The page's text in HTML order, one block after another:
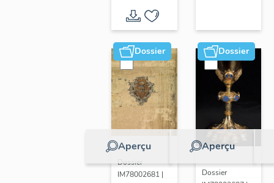
Dossier
Aperçu
Dossier
IM78002681 |
Dossier
Aperçu
Dossier